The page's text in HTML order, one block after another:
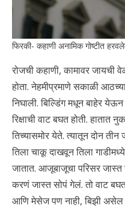
फिरकी- कहाणी अनामिक गोष्टीत
रोजची कहाणी, कामावर जायची
होता. नेहमीप्रमाणे सकाळी
निघाली. बिल्डिंग मधून बाहेर येऊन
रिक्षाची वाट बघत होती. हातात
तिच्यासमोर येते. त्यातून दोन
तिला चाकू दाखवून तिला
जातात. आजूबाजूचा परिसर
करणं जास्त सोपं गेलं. तो वाट
आणि मेसेज पण नाही, बिझी असेल